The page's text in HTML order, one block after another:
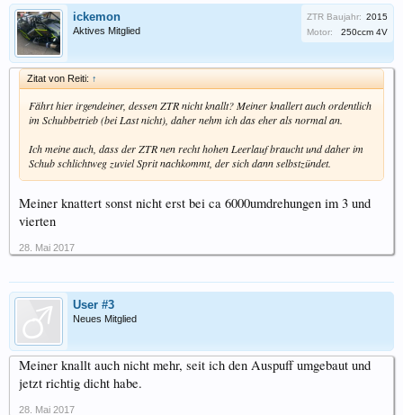
ickemon
Aktives Mitglied
ZTR Baujahr: 2015
Motor:
250ccm 4V
Zitat von Reiti: ↑
Fährt hier irgendeiner, dessen ZTR nicht knallt? Meiner knallert auch ordentlich
im Schubbetrieb (bei Last nicht), daher nehm ich das eher als normal an.
Ich meine auch, dass der ZTR nen recht hohen Leerlauf braucht und daher im
Schub schlichtweg zuviel Sprit nachkommt, der sich dann selbstzündet.
Meiner knattert sonst nicht erst bei ca 6000umdrehungen im 3 und
vierten
28. Mai 2017
User #3
Neues Mitglied
Meiner knallt auch nicht mehr, seit ich den Auspuff umgebaut und
jetzt richtig dicht habe.
28. Mai 2017